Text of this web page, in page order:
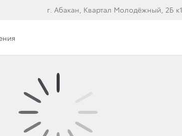
г. Абакан, Квартал Молодёжный, 2Б к1
Онлайн-одобрение